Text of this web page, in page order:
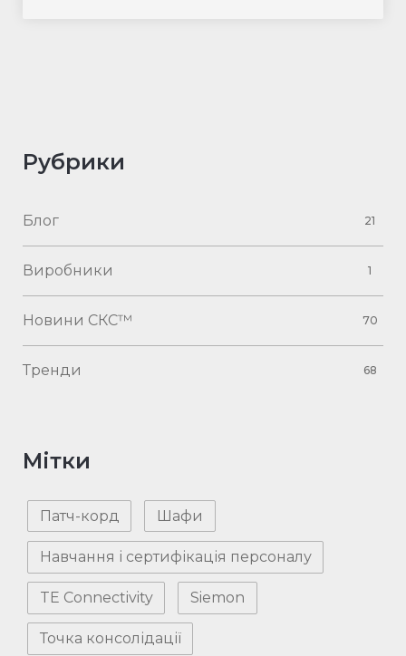
Рубрики
Блог 21
Виробники 1
Новини СКС™ 70
Тренди 68
Мітки
Патч-корд Шафи
Навчання і сертифікація персоналу
TE Connectivity Siemon
Точка консолідації